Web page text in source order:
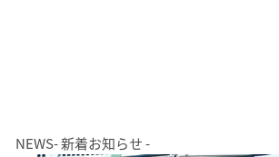
NEWS- 新着お知らせ -